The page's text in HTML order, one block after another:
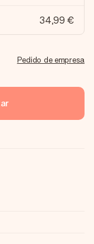
34,99 €
Pedido de empresa